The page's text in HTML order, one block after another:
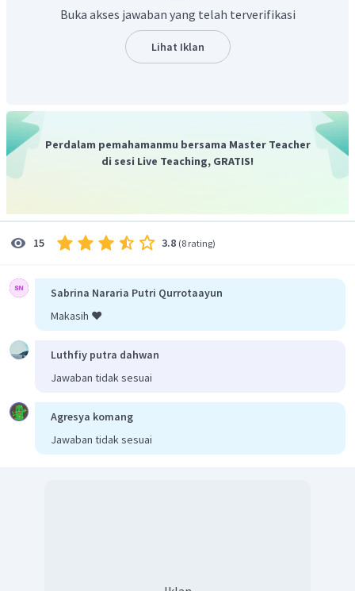
Banten dijadikan tempat perdagangan internasional
yang mempertemukan pedagang lokal dengan
bantuan arsitektur Lucas Cardeel.
Membangun armada laut untuk melindungi
perdagangan dari kerajaan lain dan serangan pasukan
Buka akses jawaban yang telah terverifikasi
Lihat Iklan
Perdalam pemahamanmu bersama Master Teacher
di sesi Live Teaching, GRATIS!
15 3.8 (8 rating)
Sabrina Nararia Putri Qurrotaayun
Makasih ❤️
Luthfiy putra dahwan
Jawaban tidak sesuai
Agresya komang
Jawaban tidak sesuai